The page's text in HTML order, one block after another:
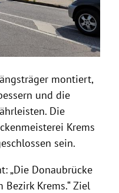
montiert,
und die
Die
Krems
sein.
„Die Donaubrücke
Krems.“ Ziel